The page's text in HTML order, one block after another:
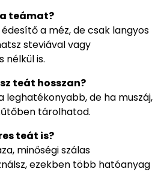
teámat?
a méz, de csak langyos
steviával vagy
nélkül is.
teát hosszan?
leghatékonyabb, de ha muszáj,
tárolhatod.
teát is?
minőségi szálas
ezekben több hatóanyag